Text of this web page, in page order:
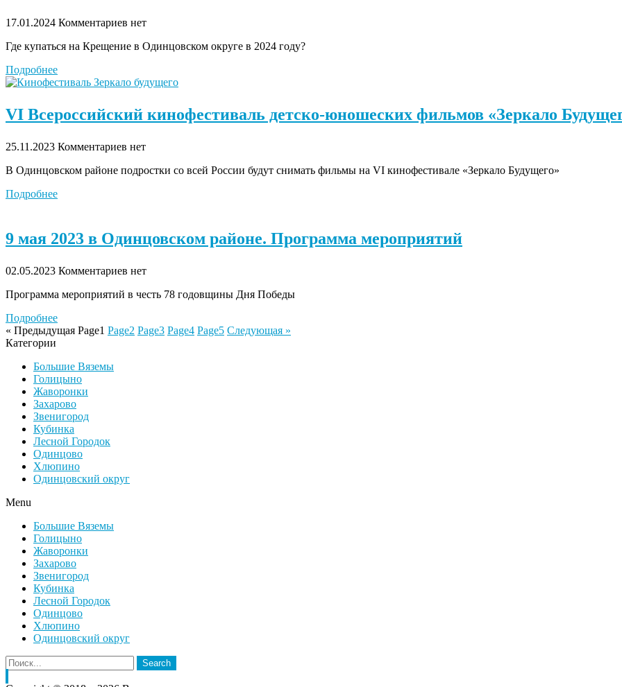
17.01.2024 Комментариев нет
Где купаться на Крещение в Одинцовском округе в 2024 году?
Подробнее
VI Всероссийский кинофестиваль детско-юношеских фильмов «Зеркало
25.11.2023 Комментариев нет
В Одинцовском районе подростки со всей России будут снимать фильмы на VI кинофестивале «Зеркало Будущего»
Подробнее
9 мая 2023 в Одинцовском районе. Программа мероприятий
02.05.2023 Комментариев нет
Программа мероприятий в честь 78 годовщины Дня Победы
Подробнее
« Предыдущая Page1 Page2 Page3 Page4 Page5 Следующая »
Категории
Большие Вяземы
Голицыно
Жаворонки
Захарово
Звенигород
Кубинка
Лесной Городок
Одинцово
Хлюпино
Одинцовский округ
Menu
Большие Вяземы
Голицыно
Жаворонки
Захарово
Звенигород
Кубинка
Лесной Городок
Одинцово
Хлюпино
Одинцовский округ
Search